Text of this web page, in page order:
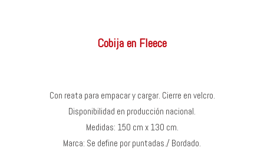
Cobija en Fleece
Con reata para empacar y cargar. Cierre en velcro.
Disponibilidad en producción nacional.
Medidas: 150 cm x 130 cm.
Marca: Se define por puntadas./ Bordado.